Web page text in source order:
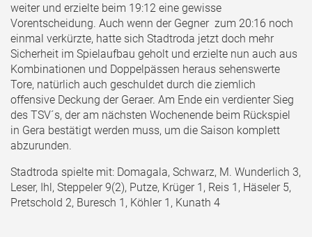
weiter und erzielte beim 19:12 eine gewisse
Vorentscheidung. Auch wenn der Gegner zum 20:16 noch
einmal verkürzte, hatte sich Stadtroda jetzt doch mehr
Sicherheit im Spielaufbau geholt und erzielte nun auch aus
Kombinationen und Doppelpässen heraus sehenswerte
Tore, natürlich auch geschuldet durch die ziemlich
offensive Deckung der Geraer. Am Ende ein verdienter Sieg
des TSV´s, der am nächsten Wochenende beim Rückspiel
in Gera bestätigt werden muss, um die Saison komplett
abzurunden.
Stadtroda spielte mit: Domagala, Schwarz, M. Wunderlich 3,
Leser, Ihl, Steppeler 9(2), Putze, Krüger 1, Reis 1, Häseler 5,
Pretschold 2, Buresch 1, Köhler 1, Kunath 4